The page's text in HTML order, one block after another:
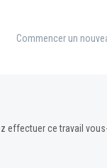
Commencer un
effectuer ce travail